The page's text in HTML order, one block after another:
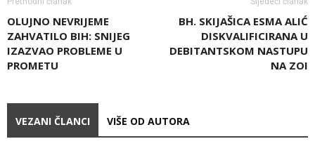
OLUJNO NEVRIJEME
ZAHVATILO BIH: SNIJEG
IZAZVAO PROBLEME U
PROMETU
BH. SKIJAŠICA ESMA ALIĆ
DISKVALIFICIRANA U
DEBITANTSKOM NASTUPU
NA ZOI
VEZANI ČLANCI VIŠE OD AUTORA